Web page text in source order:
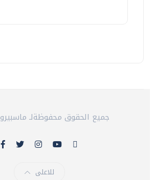
© 2026 جميع الحقوق محفوظةلـ ماسبيرو
للاعلى